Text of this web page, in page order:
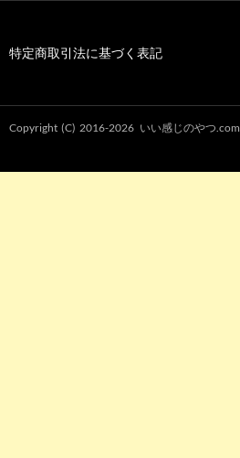
特定商取引法に基づく表記
Copyright (C) 2016-2026 いい感じのやつ.com